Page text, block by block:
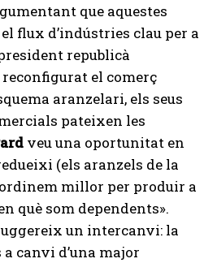
que aquestes
flux d’indústries clau per a
republicà
el comerç
aranzelari, els seus
pateixen les
veu una oportunitat en
(els aranzels de la
millor per produir a
què som dependents».
un intercanvi: la
canvi d’una major